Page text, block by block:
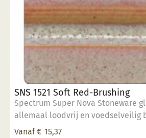
SNS 1521 Soft Red-Brushing
Spectrum Super Nova Stoneware
allemaal loodvrij en voedselveilig
Breng 2 a 3 lagen met de kwast aan
Vanaf € 15,37